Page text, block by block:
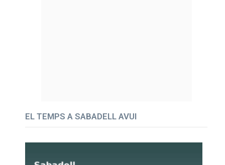
EL TEMPS A SABADELL AVUI